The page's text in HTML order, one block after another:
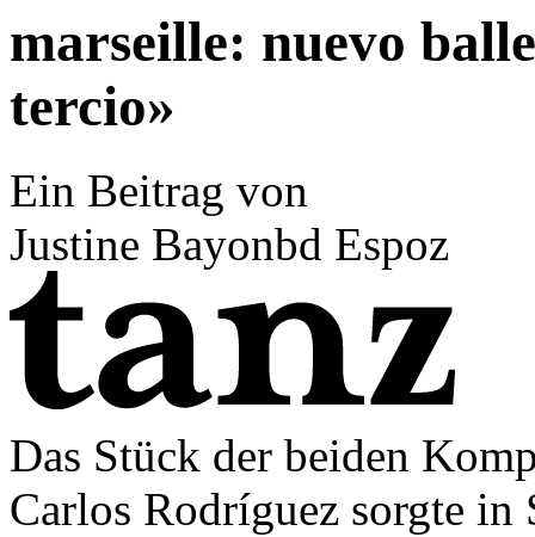
marseille: nuevo
tercio»
Ein Beitrag von
Justine Bayonbd Espoz
Das Stück der beiden
Carlos Rodríguez sorgte